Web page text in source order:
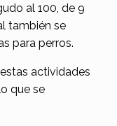
al 100, de 9
también se
para perros.
actividades
que se